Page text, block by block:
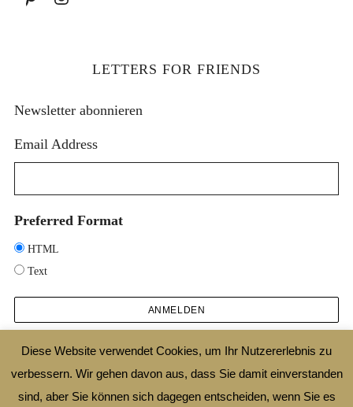
LETTERS FOR FRIENDS
Newsletter abonnieren
Email Address
Preferred Format
HTML
Text
2025 © DESIGNTHEORIE.NET |IMPRESSUM|DATENSCHUTZ|SHOP|AGB
|WIDERRUFSBELEHRUNG
Diese Website verwendet Cookies, um Ihr Nutzererlebnis zu
verbessern. Wir gehen davon aus, dass Sie damit einverstanden
sind, aber Sie können sich dagegen entscheiden, wenn Sie es